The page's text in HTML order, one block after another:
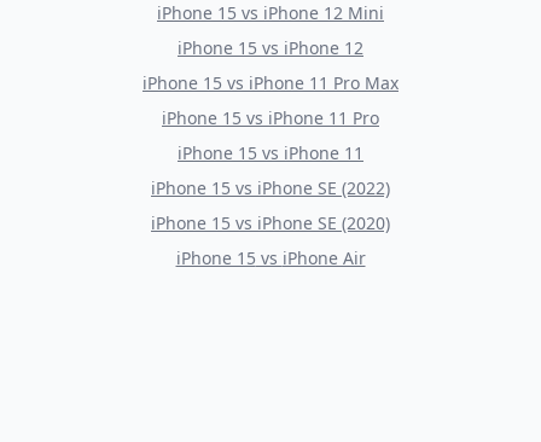
iPhone 15 vs iPhone 12 Mini
iPhone 15 vs iPhone 12
iPhone 15 vs iPhone 11 Pro Max
iPhone 15 vs iPhone 11 Pro
iPhone 15 vs iPhone 11
iPhone 15 vs iPhone SE (2022)
iPhone 15 vs iPhone SE (2020)
iPhone 15 vs iPhone Air